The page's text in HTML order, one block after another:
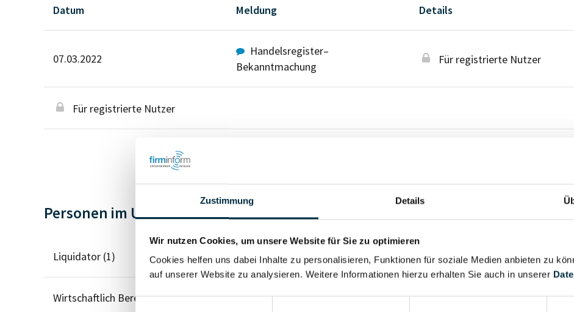
Zustimmung Details
Wir nutzen Cookies, um unsere Website für Sie zu optimieren
Cookies helfen uns dabei Inhalte zu personalisieren, Funktionen für soziale Medien anbieten zu
auf unserer Website zu analysieren. Weitere Informationen hierzu erhalten Sie auch in unserer
Einwilligungsauswahl
Datum Meldung Details
07.03.2022
Handelsregister–
Bekanntmachung
Für registrierte Nutzer
Für registrierte Nutzer
Personen im Unternehmen
Liquidator (1) Für registrierte Nutzer
Wirtschaftlich Berechtigter Vollständiges